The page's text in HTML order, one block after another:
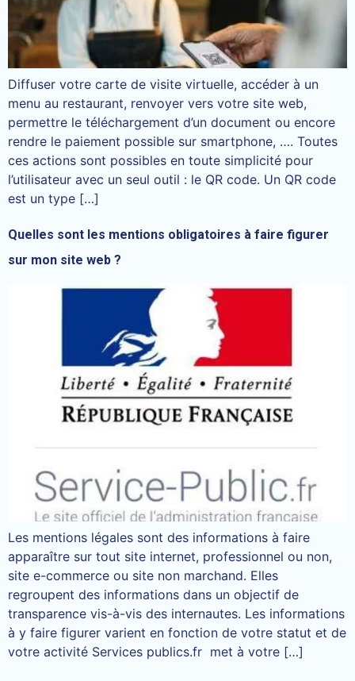
Diffuser votre carte de visite virtuelle, accéder à un
menu au restaurant, renvoyer vers votre site web,
permettre le téléchargement d’un document ou encore
rendre le paiement possible sur smartphone, …. Toutes
ces actions sont possibles en toute simplicité pour
l’utilisateur avec un seul outil : le QR code. Un QR code
est un type […]
Quelles sont les mentions obligatoires à faire figurer
sur mon site web ?
Les mentions légales sont des informations à faire
apparaître sur tout site internet, professionnel ou non,
site e-commerce ou site non marchand. Elles
regroupent des informations dans un objectif de
transparence vis-à-vis des internautes. Les informations
à y faire figurer varient en fonction de votre statut et de
votre activité Services publics.fr met à votre […]